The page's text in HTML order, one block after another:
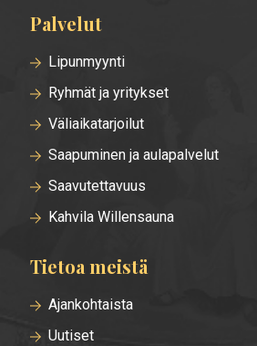
Palvelut
Lipunmyynti
Ryhmät ja yritykset
Väliaikatarjoilut
Saapuminen ja aulapalvelut
Saavutettavuus
Kahvila Willensauna
Tietoa meistä
Ajankohtaista
Uutiset